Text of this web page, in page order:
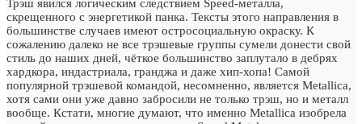
Трэш явился логическим следствием Speed-металла,
скрещенного с энергетикой панка. Тексты этого направления в
большинстве случаев имеют остросоциальную окраску. К
сожалению далеко не все трэшевые группы сумели донести свой
стиль до наших дней, чёткое большинство заплутало в дебрях
хардкора, индастриала, гранджа и даже хип-хопа! Самой
популярной трэшевой командой, несомненно, является Metallica,
хотя сами они уже давно забросили не только трэш, но и металл
вообще. Кстати, многие думают, что именно Metallica изобрела